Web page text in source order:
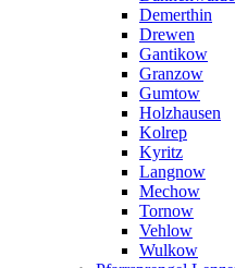
Demerthin
Drewen
Gantikow
Granzow
Gumtow
Holzhausen
Kolrep
Kyritz
Langnow
Mechow
Tornow
Vehlow
Wulkow